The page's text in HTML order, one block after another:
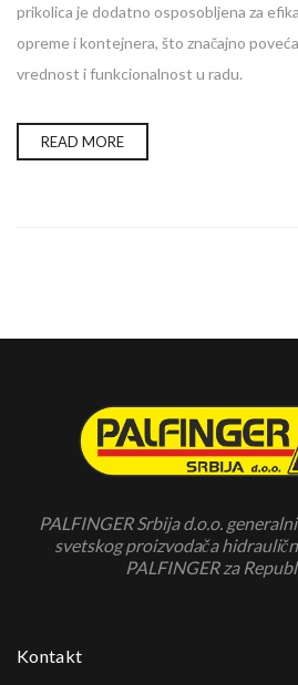
prikolica je dodatno osposobljena za
opreme i kontejnera, što značajno
vrednost i funkcionalnost u radu.
READ MORE
PALFINGER Srbija d.o.o.
svetskog proizvodača
PALFINGER za
Kontakt